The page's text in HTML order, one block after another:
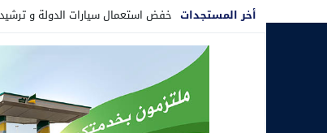
أخر المستجدات خفض استعمال سيارات الدولة و ترشيد
Stop
Previous
Next